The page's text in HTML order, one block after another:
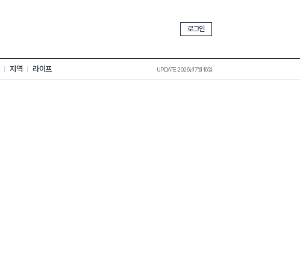
로그인
지역 라이프 UPDATE 2026년 7월 16일